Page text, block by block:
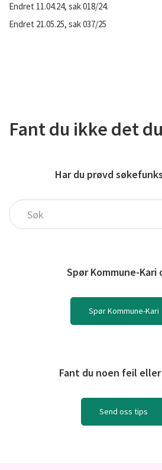
Endret 11.04.24, sak 018/24.
Endret 21.05.25, sak 037/25
Fant du ikke det
Har du prøvd
Spør Kommune-Kari
Spør Kommune-Kari
Fant du noen feil
Send oss tips